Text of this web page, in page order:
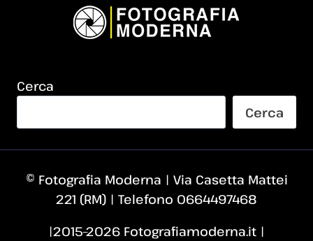
Cerca
Cerca
© Fotografia Moderna | Via Casetta Mattei
221 (RM) | Telefono 0664497468
|2015–2026 Fotografiamoderna.it |